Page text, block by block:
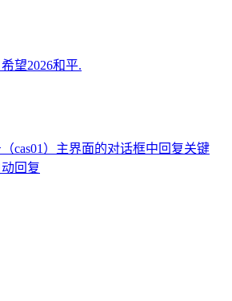
望2026和平.
cas01）主界面的对话框中回复关键
回复